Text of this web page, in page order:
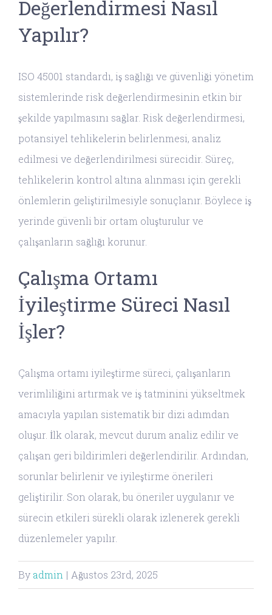
Değerlendirmesi Nasıl
Yapılır?
ISO 45001 standardı, iş sağlığı ve güvenliği yönetim
sistemlerinde risk değerlendirmesinin etkin bir
şekilde yapılmasını sağlar. Risk değerlendirmesi,
potansiyel tehlikelerin belirlenmesi, analiz
edilmesi ve değerlendirilmesi sürecidir. Süreç,
tehlikelerin kontrol altına alınması için gerekli
önlemlerin geliştirilmesiyle sonuçlanır. Böylece iş
yerinde güvenli bir ortam oluşturulur ve
çalışanların sağlığı korunur.
Çalışma Ortamı
İyileştirme Süreci Nasıl
İşler?
Çalışma ortamı iyileştirme süreci, çalışanların
verimliliğini artırmak ve iş tatminini yükseltmek
amacıyla yapılan sistematik bir dizi adımdan
oluşur. İlk olarak, mevcut durum analiz edilir ve
çalışan geri bildirimleri değerlendirilir. Ardından,
sorunlar belirlenir ve iyileştirme önerileri
geliştirilir. Son olarak, bu öneriler uygulanır ve
sürecin etkileri sürekli olarak izlenerek gerekli
düzenlemeler yapılır.
By admin | Ağustos 23rd, 2025